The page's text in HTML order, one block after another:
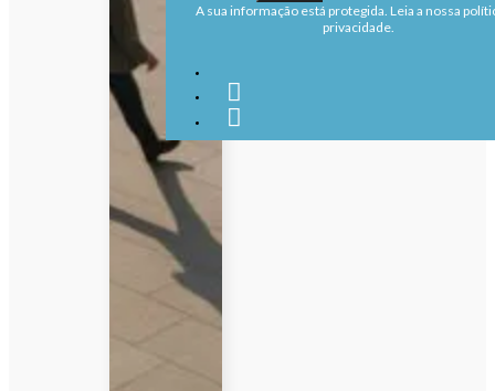
A sua informação está protegida. Leia a nossa
privacidade.